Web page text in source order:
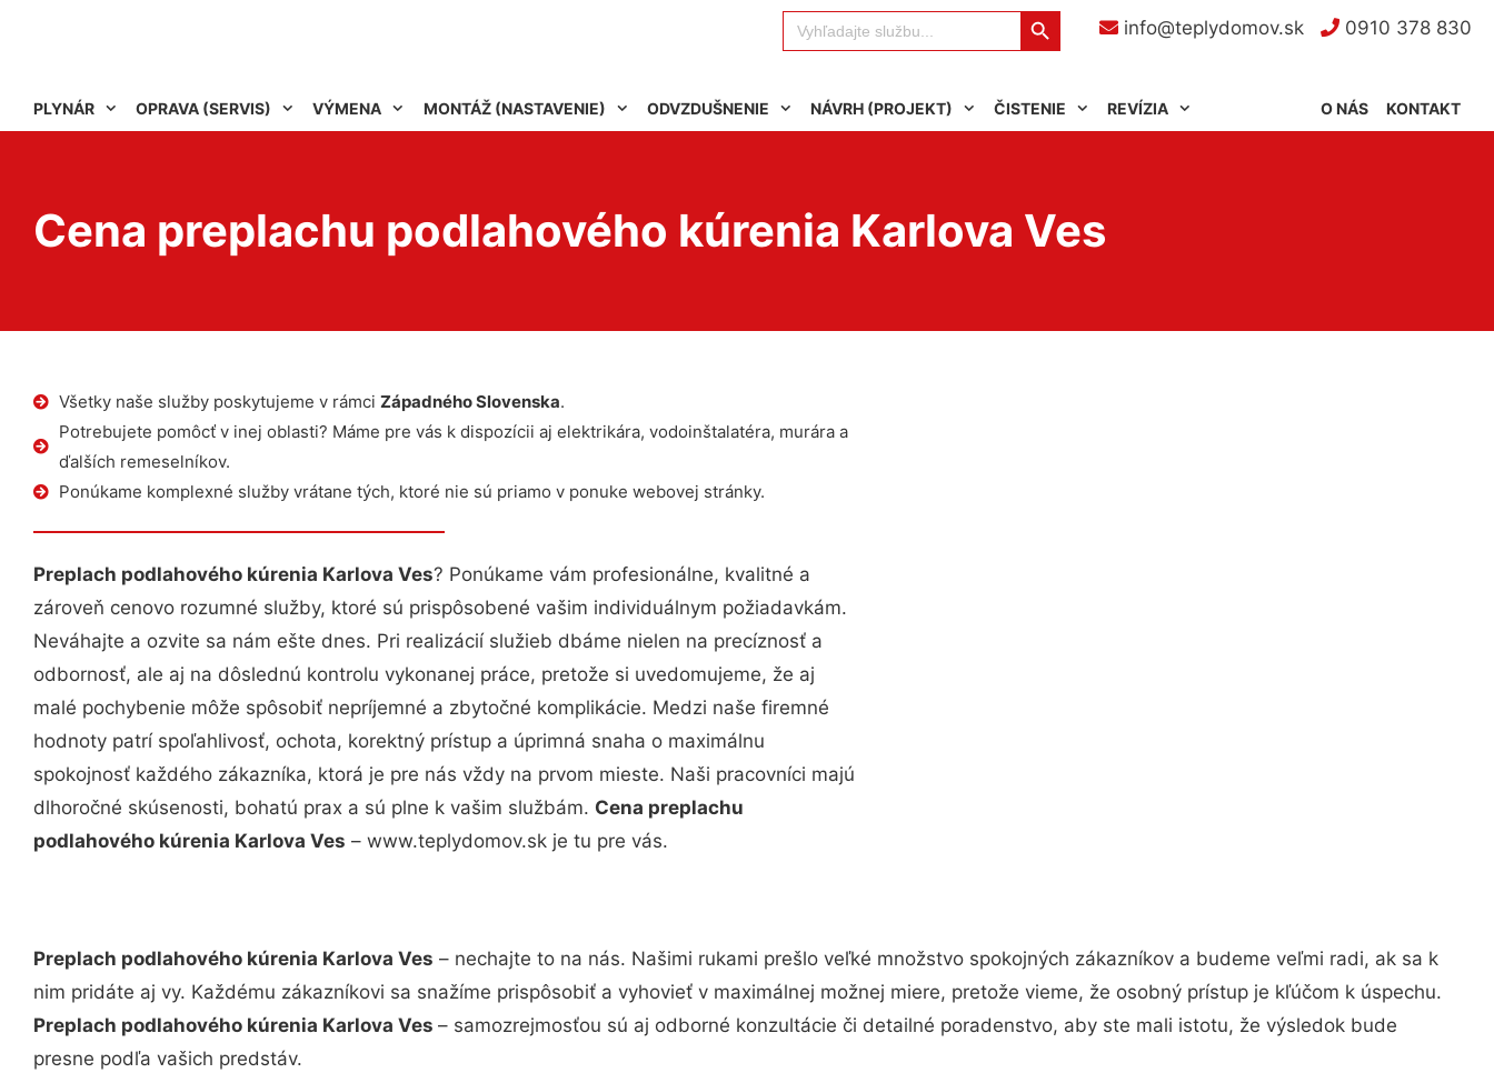
info@teplydomov.sk 0910 378 830
Search
for:
Search Button
PLYNÁR OPRAVA (SERVIS) VÝMENA MONTÁŽ (NASTAVENIE) ODVZDUŠNENIE NÁVRH (PROJEKT) ČISTENIE REVÍZIA KONTAKT
O NÁS
Cena preplachu podlahového kúrenia Karlova Ves
Všetky naše služby poskytujeme v rámci Západného Slovenska.
Potrebujete pomôcť v inej oblasti? Máme pre vás k dispozícii aj elektrikára, vodoinštalatéra, murára a
ďalších remeselníkov.
Ponúkame komplexné služby vrátane tých, ktoré nie sú priamo v ponuke webovej stránky.
Preplach podlahového kúrenia Karlova Ves? Ponúkame vám profesionálne, kvalitné a
zároveň cenovo rozumné služby, ktoré sú prispôsobené vašim individuálnym požiadavkám.
Neváhajte a ozvite sa nám ešte dnes. Pri realizácií služieb dbáme nielen na precíznosť a
odbornosť, ale aj na dôslednú kontrolu vykonanej práce, pretože si uvedomujeme, že aj
malé pochybenie môže spôsobiť nepríjemné a zbytočné komplikácie. Medzi naše firemné
hodnoty patrí spoľahlivosť, ochota, korektný prístup a úprimná snaha o maximálnu
spokojnosť každého zákazníka, ktorá je pre nás vždy na prvom mieste. Naši pracovníci majú
dlhoročné skúsenosti, bohatú prax a sú plne k vašim službám. Cena preplachu
podlahového kúrenia Karlova Ves – www.teplydomov.sk je tu pre vás.
Preplach podlahového kúrenia Karlova Ves – nechajte to na nás. Našimi rukami prešlo veľké množstvo spokojných zákazníkov a budeme veľmi radi, ak sa k
nim pridáte aj vy. Každému zákazníkovi sa snažíme prispôsobiť a vyhovieť v maximálnej možnej miere, pretože vieme, že osobný prístup je kľúčom k úspechu.
Preplach podlahového kúrenia Karlova Ves – samozrejmosťou sú aj odborné konzultácie či detailné poradenstvo, aby ste mali istotu, že výsledok bude
presne podľa vašich predstáv.